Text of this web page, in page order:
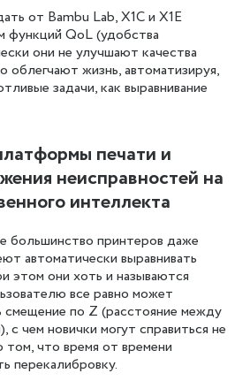
от Bambu Lab, X1C и X1E
функций QoL (удобства
они не улучшают качества
облегчают жизнь, автоматизируя,
задачи, как выравнивание
печати и
неисправностей на
интеллекта
большинство принтеров даже
автоматически выравнивать
этом они хоть и называются
все равно может
смещение по Z (расстояние между
чем новички могут справиться не
том, что время от времени
перекалибровку.